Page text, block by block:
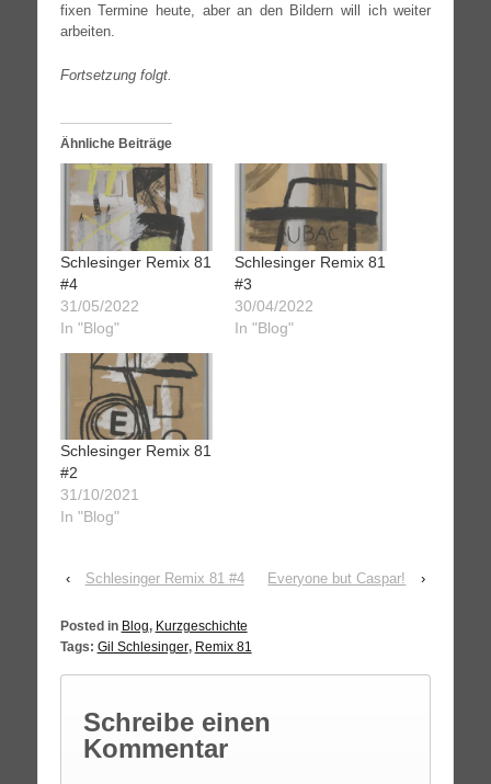
fixen Ter­mi­ne heu­te, aber an den Bil­dern will ich wei­ter
arbeiten.
Fort­set­zung folgt.
Ähnliche Beiträge
Schlesinger Remix 81
#4
31/05/2022
In "Blog"
Schlesinger Remix 81
#3
30/04/2022
In "Blog"
Schlesinger Remix 81
#2
31/10/2021
In "Blog"
‹ Schlesinger Remix 81 #4 Everyone but Caspar! ›
Posted in Blog, Kurzgeschichte
Tags: Gil Schlesinger, Remix 81
Schreibe einen
Kommentar